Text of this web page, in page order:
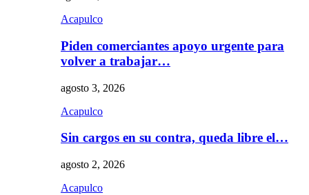
Acapulco
Piden comerciantes apoyo urgente para
volver a trabajar…
agosto 3, 2026
Acapulco
Sin cargos en su contra, queda libre el…
agosto 2, 2026
Acapulco